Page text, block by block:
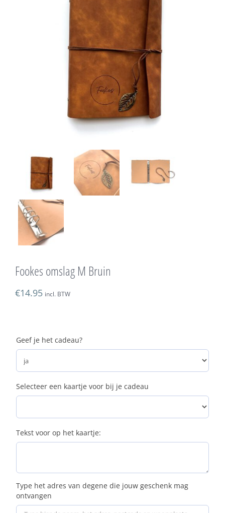
Fookes omslag M Bruin
€14.95 incl. BTW
Geef je het cadeau?
Selecteer een kaartje voor bij je cadeau
Tekst voor op het kaartje:
Type het adres van degene die jouw geschenk mag
ontvangen